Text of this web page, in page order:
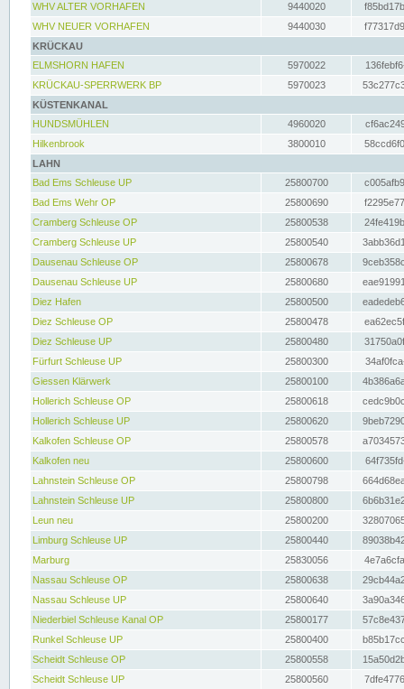
WHV ALTER VORHAFEN
9440020
WHV NEUER VORHAFEN
9440030
KRÜCKAU
ELMSHORN HAFEN
5970022
KRÜCKAU-SPERRWERK BP
5970023
KÜSTENKANAL
HUNDSMÜHLEN
4960020
Hilkenbrook
3800010
LAHN
Bad Ems Schleuse UP
25800700
Bad Ems Wehr OP
25800690
Cramberg Schleuse OP
25800538
Cramberg Schleuse UP
25800540
Dausenau Schleuse OP
25800678
Dausenau Schleuse UP
25800680
Diez Hafen
25800500
Diez Schleuse OP
25800478
Diez Schleuse UP
25800480
Fürfurt Schleuse UP
25800300
Giessen Klärwerk
25800100
Hollerich Schleuse OP
25800618
Hollerich Schleuse UP
25800620
Kalkofen Schleuse OP
25800578
Kalkofen neu
25800600
Lahnstein Schleuse OP
25800798
Lahnstein Schleuse UP
25800800
Leun neu
25800200
Limburg Schleuse UP
25800440
Marburg
25830056
Nassau Schleuse OP
25800638
Nassau Schleuse UP
25800640
Niederbiel Schleuse Kanal OP
25800177
Runkel Schleuse UP
25800400
Scheidt Schleuse OP
25800558
Scheidt Schleuse UP
25800560